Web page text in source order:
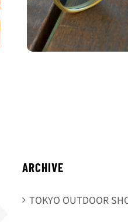
ARCHIVE
TOKYO OUTDOOR